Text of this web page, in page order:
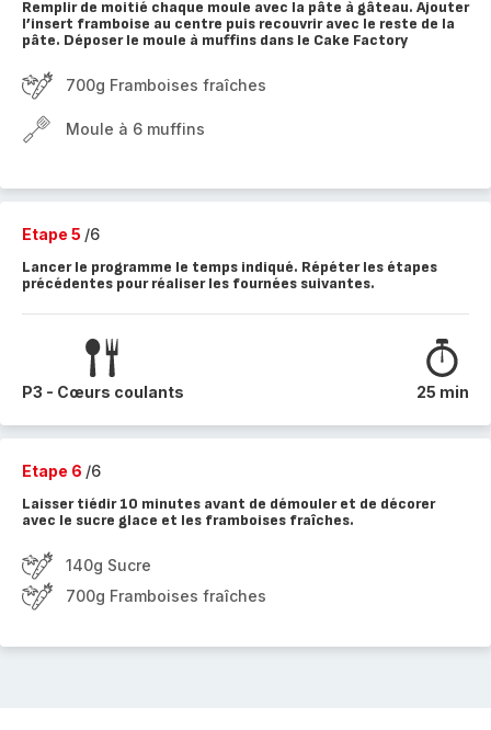
Remplir de moitié chaque moule avec la pâte à gâteau. Ajouter
l’insert framboise au centre puis recouvrir avec le reste de la
pâte. Déposer le moule à muffins dans le Cake Factory
700g Framboises fraîches
Moule à 6 muffins
Etape 5 /6
Lancer le programme le temps indiqué. Répéter les étapes
précédentes pour réaliser les fournées suivantes.
P3 - Cœurs coulants 25 min
Etape 6 /6
Laisser tiédir 10 minutes avant de démouler et de décorer
avec le sucre glace et les framboises fraîches.
140g Sucre
700g Framboises fraîches